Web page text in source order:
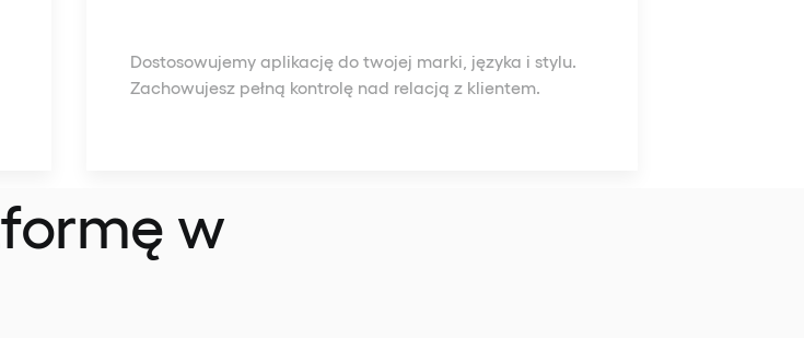
Dostosowujemy aplikację do twojej marki, języka i stylu.
Zachowujesz pełną kontrolę nad relacją z klientem.
w